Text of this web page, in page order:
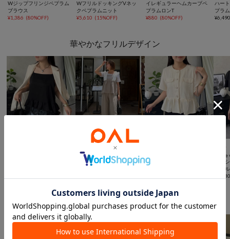
Wジップフリンジペプラム
ブラウス
¥1,386 (80%OFF)
WフリルドッキングVネッ
クペプラムニット
¥5,610 (15%OFF)
イレギュラーヘムカーブペ
プラムロンT
¥880 (80%OFF)
ハー
プラ
¥
華やかなフリルデザイン

prose verse
【SAPON】〈接触冷感〉フ
ウェーブフリルサマーツイ
オフ
フリ
洗練されたボタンシャツ